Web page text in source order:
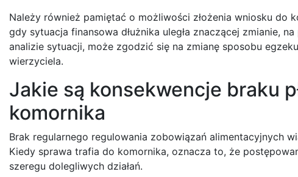
Należy również pamiętać o możliwości złożenia wniosku do
gdy sytuacja finansowa dłużnika uległa znaczącej zmianie,
analizie sytuacji, może zgodzić się na zmianę sposobu
wierzyciela.
Jakie są konsekwencje braku
komornika
Brak regularnego regulowania zobowiązań alimentacyjnych
Kiedy sprawa trafia do komornika, oznacza to, że
szeregu dolegliwych działań.